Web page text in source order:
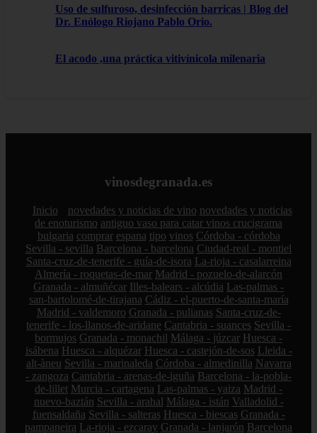
Uso de sulfuroso, desinfección barricas | Blog del
Dr. Enólogo Riojano Pablo Orio.
El acodo ,una práctica vitivínicola milenaria
vinosdegranada.es
Inicio novedades y noticias de vino novedades y noticias
de enoturismo antiguo vaso para catar vinos crucigrama
bulgaria comprar espana tipo vinos Córdoba - córdoba
Sevilla - sevilla Barcelona - barcelona Ciudad-real - montiel
Santa-cruz-de-tenerife - guía-de-isora La-rioja - casalarreina
Almería - roquetas-de-mar Madrid - pozuelo-de-alarcón
Granada - almuñécar Illes-balears - alcúdia Las-palmas -
san-bartolomé-de-tirajana Cádiz - el-puerto-de-santa-maría
Madrid - valdemoro Granada - pulianas Santa-cruz-de-
tenerife - los-llanos-de-aridane Cantabria - suances Sevilla -
bormujos Granada - monachil Málaga - júzcar Huesca -
isábena Huesca - alquézar Huesca - castejón-de-sos Lleida -
alt-àneu Sevilla - marinaleda Córdoba - almedinilla Navarra
- zangoza Cantabria - arenas-de-iguña Barcelona - la-pobla-
de-lillet Murcia - cartagena Las-palmas - yaiza Madrid -
nuevo-baztán Sevilla - arahal Málaga - istán Valladolid -
fuensaldaña Sevilla - salteras Huesca - biescas Granada -
pampaneira La-rioja - ezcaray Granada - lanjarón Barcelona